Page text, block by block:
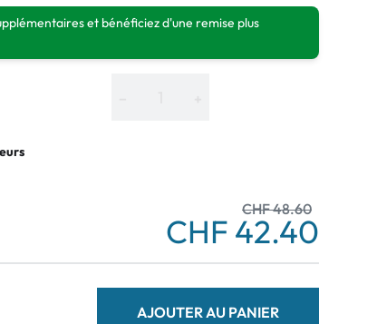
et bénéficiez d'une remise plus
CHF 48.60
CHF 42.40
AJOUTER AU PANIER